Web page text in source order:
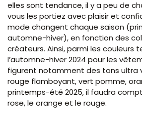
elles sont tendance, il y a peu de
vous les portiez avec plaisir et
mode changent chaque saison
automne-hiver), en fonction des
créateurs. Ainsi, parmi les couleurs
l’automne-hiver 2024 pour les
figurent notamment des tons ultra
rouge flamboyant, vert pomme,
printemps-été 2025, il faudra
rose, le orange et le rouge.